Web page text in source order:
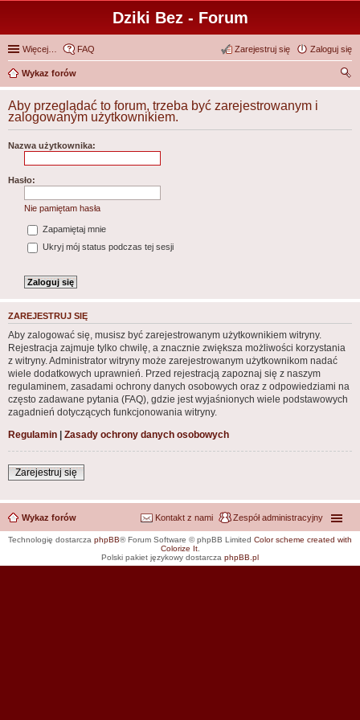
Dziki Bez - Forum
Więcej… FAQ Zaloguj się
Zarejestruj się
Wykaz forów
Aby przeglądać to forum, trzeba być zarejestrowanym i
zalogowanym użytkownikiem.
Nazwa użytkownika:
Hasło:
Nie pamiętam hasła
Zapamiętaj mnie
Ukryj mój status podczas tej sesji
ZAREJESTRUJ SIĘ
Aby zalogować się, musisz być zarejestrowanym użytkownikiem witryny.
Rejestracja zajmuje tylko chwilę, a znacznie zwiększa możliwości korzystania
z witryny. Administrator witryny może zarejestrowanym użytkownikom nadać
wiele dodatkowych uprawnień. Przed rejestracją zapoznaj się z naszym
regulaminem, zasadami ochrony danych osobowych oraz z odpowiedziami na
często zadawane pytania (FAQ), gdzie jest wyjaśnionych wiele podstawowych
zagadnień dotyczących funkcjonowania witryny.
Regulamin | Zasady ochrony danych osobowych
Zarejestruj się
Wykaz forów Zespół administracyjny
Kontakt z nami
Technologię dostarcza phpBB® Forum Software © phpBB Limited Color scheme created with
Colorize It.
Polski pakiet językowy dostarcza phpBB.pl